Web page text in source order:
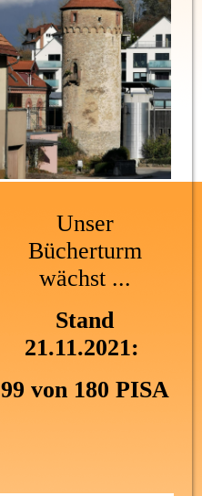
Unser
Bücherturm
wächst ...
Stand
21.11.2021:
99 von 180 PISA